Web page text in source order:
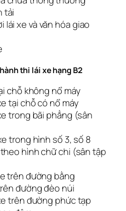
tải
lái xe và văn hóa giao
thi lái xe hạng B2
chỗ không nổ máy
tại chỗ có nổ máy
trong bãi phẳng (sân
trong hình số 3, số 8
hình chữ chi (sân tập
trên đường bằng
đường đèo núi
trên đường phức tạp